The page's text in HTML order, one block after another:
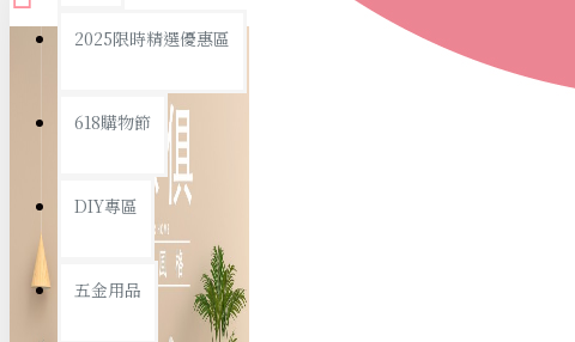
衛浴用品
個人衛浴用品
2025限時精選優惠區
618購物節
DIY專區
五金用品